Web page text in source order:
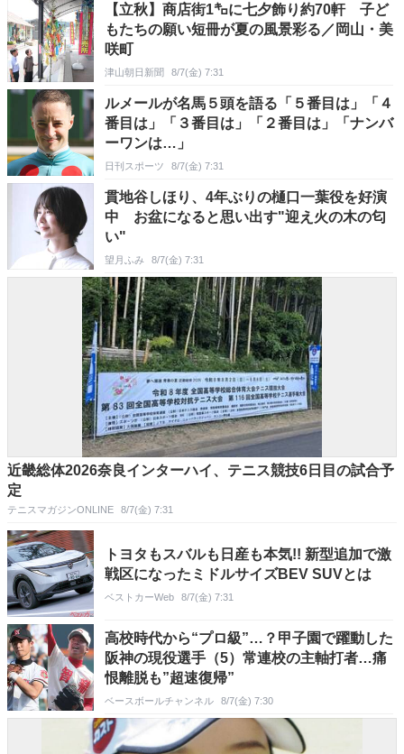
【立秋】商店街1㌔に七夕飾り約70軒 子ど
もたちの願い短冊が夏の風景彩る／岡山・美
咲町
津山朝日新聞 8/7(金) 7:31
ルメールが名馬５頭を語る「５番目は」「４
番目は」「３番目は」「２番目は」「ナンバ
ーワンは…」
日刊スポーツ 8/7(金) 7:31
貫地谷しほり、4年ぶりの樋口一葉役を好演
中 お盆になると思い出す"迎え火の木の匂
い"
望月ふみ 8/7(金) 7:31
近畿総体2026奈良インターハイ、テニス競技6日目の試合予
定
テニスマガジンONLINE 8/7(金) 7:31
トヨタもスバルも日産も本気!! 新型追加で激
戦区になったミドルサイズBEV SUVとは
ベストカーWeb 8/7(金) 7:31
高校時代から“プロ級”…？甲子園で躍動した
阪神の現役選手（5）常連校の主軸打者…痛
恨離脱も”超速復帰”
ベースボールチャンネル 8/7(金) 7:30